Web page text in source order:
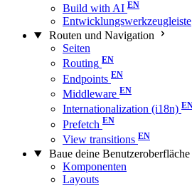
Build with AI
Entwicklungswerkzeugleiste
Routen und Navigation
Seiten
Routing
Endpoints
Middleware
Internationalization (i18n)
Prefetch
View transitions
Baue deine Benutzeroberfläche
Komponenten
Layouts